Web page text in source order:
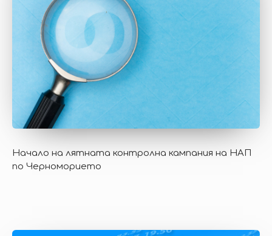
Начало на лятната контролна кампания на НАП
по Черноморието